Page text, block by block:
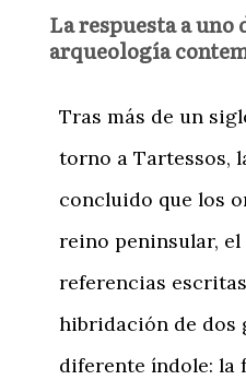
La respuesta a uno
arqueología
Tras más de un
torno a Tartessos,
concluido que los
reino peninsular,
referencias
hibridación de dos
diferente índole: la